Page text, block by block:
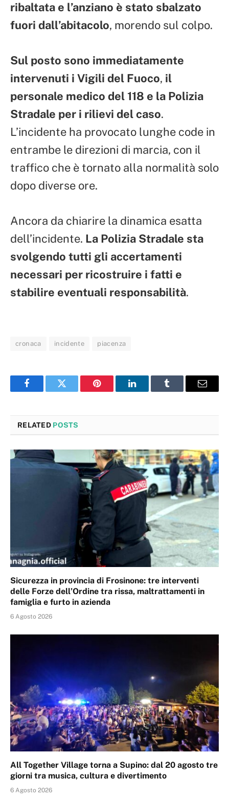
ribaltata e l’anziano è stato sbalzato
fuori dall’abitacolo, morendo sul colpo.
Sul posto sono immediatamente
intervenuti i Vigili del Fuoco, il
personale medico del 118 e la Polizia
Stradale per i rilievi del caso.
L’incidente ha provocato lunghe code in
entrambe le direzioni di marcia, con il
traffico che è tornato alla normalità solo
dopo diverse ore.
Ancora da chiarire la dinamica esatta
dell’incidente. La Polizia Stradale sta
svolgendo tutti gli accertamenti
necessari per ricostruire i fatti e
stabilire eventuali responsabilità.
cronaca incidente piacenza
FacebookTwitter Pinterest LinkedInTumblr Email
RELATED POSTS
Sicurezza in provincia di Frosinone: tre interventi
delle Forze dell’Ordine tra rissa, maltrattamenti in
famiglia e furto in azienda
6 Agosto 2026
All Together Village torna a Supino: dal 20 agosto tre
giorni tra musica, cultura e divertimento
6 Agosto 2026